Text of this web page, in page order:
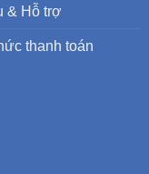
& Hỗ trợ
thanh toán